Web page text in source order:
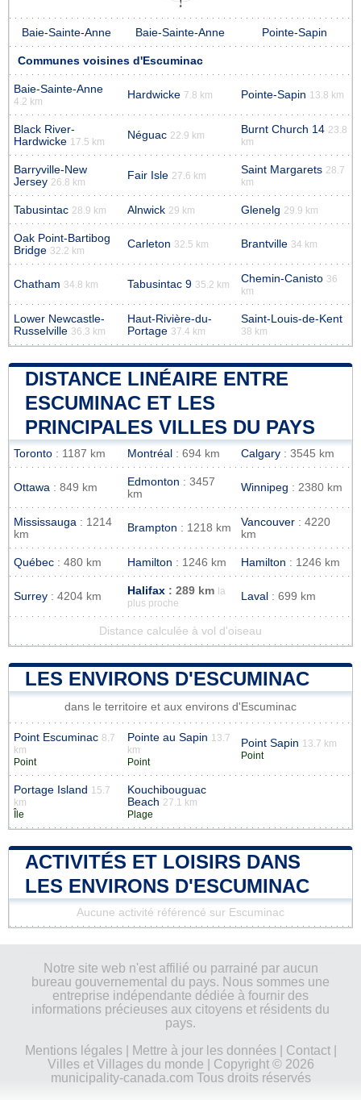
Baie-Sainte-Anne Baie-Sainte-Anne Pointe-Sapin
Communes voisines d'Escuminac
Baie-Sainte-Anne
4.2 km
Hardwicke 7.8 km Pointe-Sapin 13.8 km
Black River-
Hardwicke 17.5 km
Néguac 22.9 km Burnt Church 14 23.8
km
Barryville-New
Jersey 26.8 km
Fair Isle 27.6 km Saint Margarets 28.7
km
Tabusintac 28.9 km Alnwick 29 km Glenelg 29.9 km
Oak Point-Bartibog
Bridge 32.2 km
Carleton 32.5 km Brantville 34 km
Chatham 34.8 km Tabusintac 9 35.2 km Chemin-Canisto 36
km
Lower Newcastle-
Russelville 36.3 km
Haut-Rivière-du-
Portage 37.4 km
Saint-Louis-de-Kent
38 km
DISTANCE LINÉAIRE ENTRE
ESCUMINAC ET LES
PRINCIPALES VILLES DU PAYS
Toronto : 1187 km Montréal : 694 km Calgary : 3545 km
Ottawa : 849 km Edmonton : 3457
km
Winnipeg : 2380 km
Mississauga : 1214
km
Brampton : 1218 km Vancouver : 4220
km
Québec : 480 km Hamilton : 1246 km Hamilton : 1246 km
Surrey : 4204 km Halifax : 289 km
la
plus proche
Laval : 699 km
Distance calculée à vol d'oiseau
LES ENVIRONS D'ESCUMINAC
dans le territoire et aux environs d'Escuminac
Point Escuminac 8.7
km
Point
Pointe au Sapin 13.7
km
Point
Point Sapin 13.7 km
Point
Portage Island 15.7
km
Île
Kouchibouguac
Beach 27.1 km
Plage
ACTIVITÉS ET LOISIRS DANS
LES ENVIRONS D'ESCUMINAC
Aucune activité référencé sur Escuminac
Notre site web n'est affilié ou parrainé par aucun
bureau gouvernemental du pays. Nous sommes une
entreprise indépendante dédiée à fournir des
informations précieuses aux citoyens et résidents du
pays.
Mentions légales| Mettre à jour les données| Contact|
Villes et Villages du monde | Copyright © 2026
municipality-canada.com Tous droits réservés